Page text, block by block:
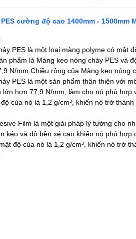
cường độ cao 1400mm - 1500mm
PES là một loại màng polyme có mật
phẩm là Màng keo nóng chảy PES và
N/mm.Chiều rộng của Màng keo nóng
PES là một sản phẩm thân thiện với
lớn hơn 77,9 N/mm, làm cho nó phù
của nó là 1,2 g/cm³, khiến nó trở
Film là một giải pháp lý tưởng cho
kéo và độ bền xé cao khiến nó phù
độ của nó là 1,2 g/cm³, khiến nó trở